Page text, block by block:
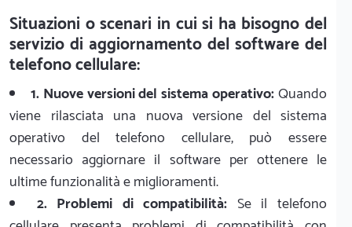
Situazioni o scenari in cui si ha bisogno del
servizio di aggiornamento del software del
telefono cellulare:
1. Nuove versioni del sistema operativo:Quando
viene rilasciata una nuova versione del sistema
operativo del telefono cellulare, può essere
necessario aggiornare il software per ottenere le
ultime funzionalità e miglioramenti.
2. Problemi di compatibilità: Se il telefono